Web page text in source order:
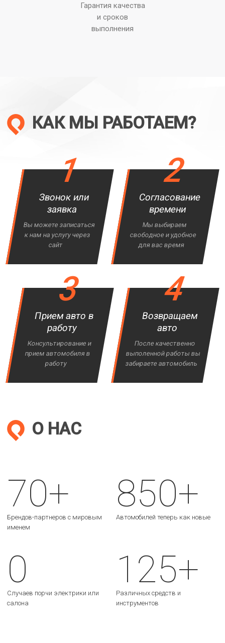
Гарантия качества
и сроков
выполнения
КАК МЫ РАБОТАЕМ?
1
Звонок или
заявка
Вы можете записаться
к нам на услугу через
сайт
2
Согласование
времени
Мы выбираем
свободное и удобное
для вас время
3
Прием авто в
работу
Консультирование и
прием автомобиля в
работу
4
Возвращаем
авто
После качественно
выполенной работы вы
забираете автомобиль
О НАС
70+
Брендов-партнеров с мировым
именем
850+
Автомобилей теперь как новые
0
Случаев порчи электрики или
салона
125+
Различных средств и
инструментов